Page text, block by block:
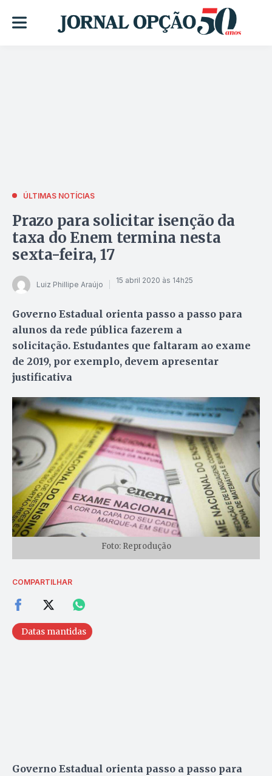
ÚLTIMAS NOTÍCIAS
Prazo para solicitar isenção da
taxa do Enem termina nesta
sexta-feira, 17
Luiz Phillipe Araújo 15 abril 2020 às 14h25
Governo Estadual orienta passo a passo para
alunos da rede pública fazerem a
solicitação. Estudantes que faltaram ao exame
de 2019, por exemplo, devem apresentar
justificativa
Foto: Reprodução
COMPARTILHAR
Datas mantidas
Governo Estadual orienta passo a passo para